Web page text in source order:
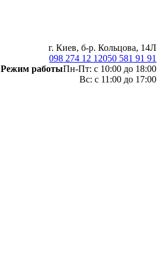
г. Киев, б-р. Кольцова, 14Л
098 274 12 12050 581 91 91
Режим работыПн-Пт: с 10:00 до 18:00
Вс: с 11:00 до 17:00